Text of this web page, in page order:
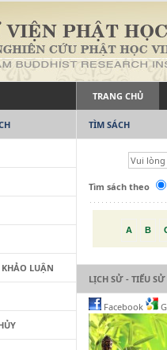
TRANG CHỦ
TÌM SÁCH
Tìm sách theo
A B
LỊCH SỬ - TIỂU
Facebook
LUẬN